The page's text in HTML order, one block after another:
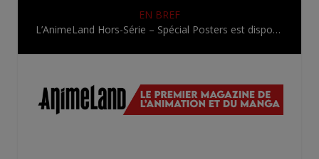
EN BREF
L’AnimeLand Hors-Série – Spécial Posters est disponible !